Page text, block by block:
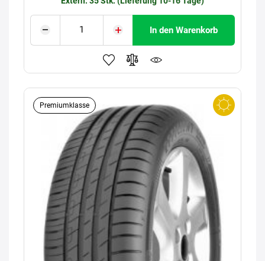
In den Warenkorb
Premiumklasse